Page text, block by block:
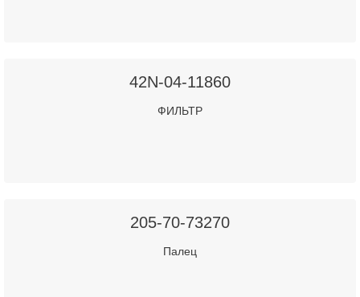
42N-04-11860
ФИЛЬТР
205-70-73270
Палец